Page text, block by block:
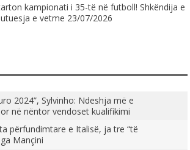
kampionati i 35-të në futboll! Shkëndija e
e vetme 23/07/2026
2024”, Sylvinho: Ndeshja më e
në nëntor vendoset kualifikimi
përfundimtare e Italisë, ja tre “të
Mançini